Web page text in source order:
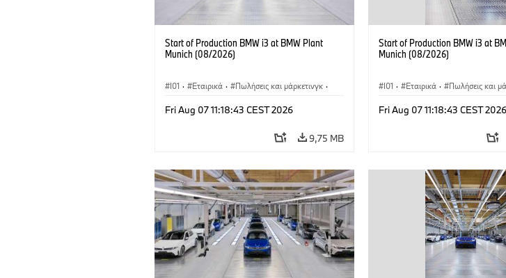
Start of Production BMW i3 at BMW Plant
Munich (08/2026)
I01 · Εταιρικά · Πωλήσεις και μάρκετινγκ ·
BMW i
Fri Aug 07 11:18:43 CEST 2026
9,75 MB
Start of Production BMW i3 at
Munich (08/2026)
I01 · Εταιρικά · Πωλήσεις και
BMW i
Fri Aug 07 11:18:43 CEST 2026